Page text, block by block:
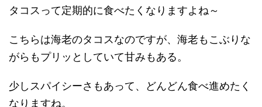
タコスって定期的に食べたくなりますよね～
こちらは海老のタコスなのですが、海老もこぶりな
がらもプリッとしていて甘みもある。
少しスパイシーさもあって、どんどん食べ進めたく
なりますね。